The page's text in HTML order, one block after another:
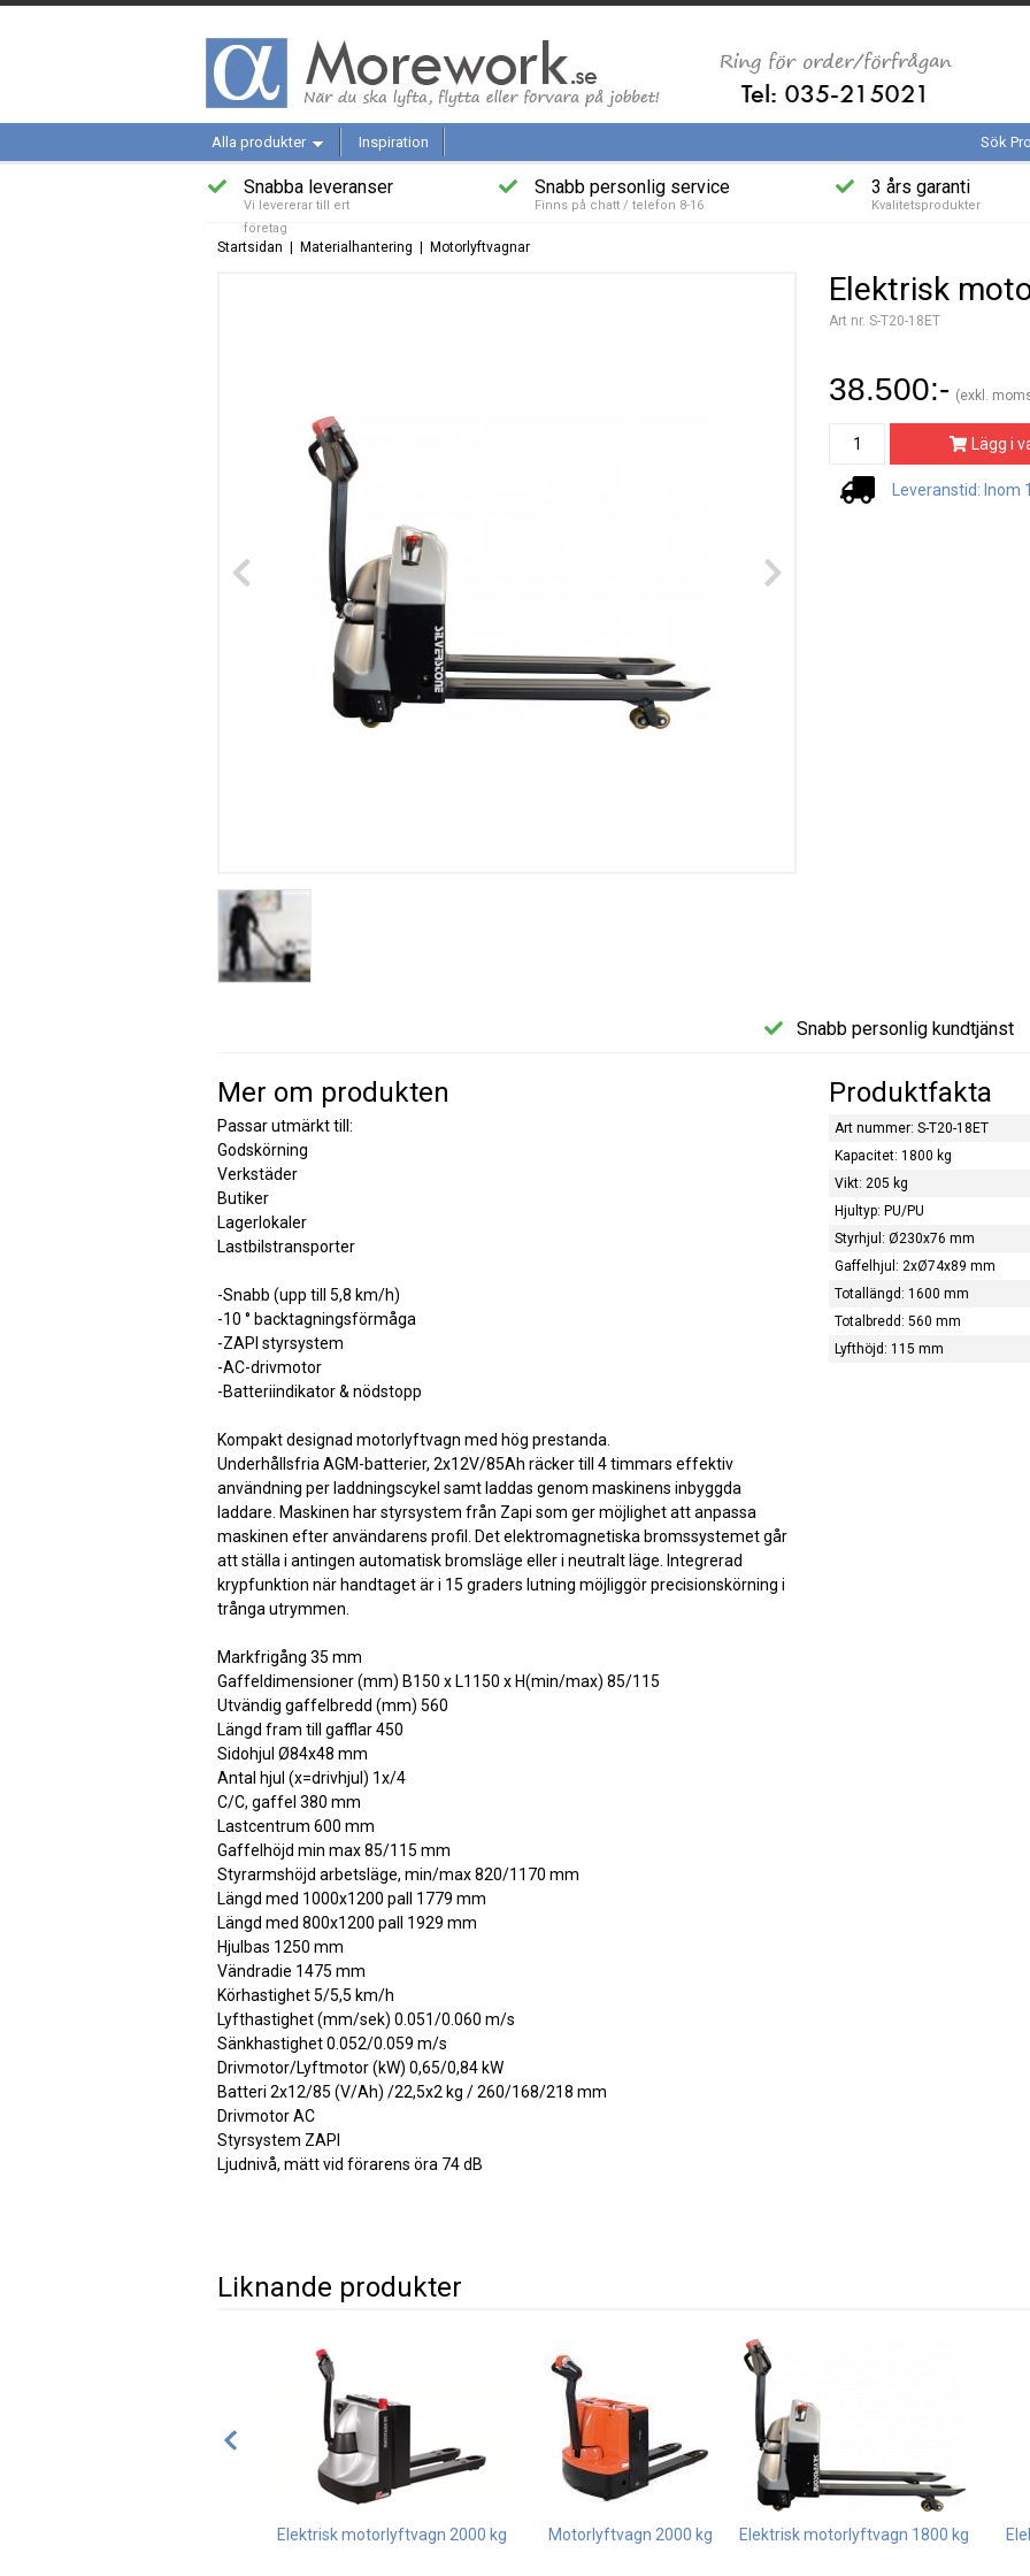
Alla produkter Inspiration Sök
Snabba leveranser
Vi levererar till ert
företag
Snabb personlig service
Finns på chatt / telefon 8-16
3 års garanti
Kvalitetsprodukter
Startsidan Materialhantering Motorlyftvagnar
Elektrisk
Art nr. S-T20-18ET
38.500:- (exkl.
Lägg i
Leveranstid: Inom
Snabb personlig kundtjänst
Mer om produkten
Passar utmärkt till:
Godskörning
Verkstäder
Butiker
Lagerlokaler
Lastbilstransporter
-Snabb (upp till 5,8 km/h)
-10 ° backtagningsförmåga
-ZAPI styrsystem
-AC-drivmotor
-Batteriindikator & nödstopp
Kompakt designad motorlyftvagn med hög prestanda.
Underhållsfria AGM-batterier, 2x12V/85Ah räcker till 4 timmars effektiv
användning per laddningscykel samt laddas genom maskinens inbyggda
laddare. Maskinen har styrsystem från Zapi som ger möjlighet att anpassa
maskinen efter användarens profil. Det elektromagnetiska bromssystemet går
att ställa i antingen automatisk bromsläge eller i neutralt läge. Integrerad
krypfunktion när handtaget är i 15 graders lutning möjliggör precisionskörning i
trånga utrymmen.
Markfrigång 35 mm
Gaffeldimensioner (mm) B150 x L1150 x H(min/max) 85/115
Utvändig gaffelbredd (mm) 560
Längd fram till gafflar 450
Sidohjul Ø84x48 mm
Antal hjul (x=drivhjul) 1x/4
C/C, gaffel 380 mm
Lastcentrum 600 mm
Gaffelhöjd min max 85/115 mm
Styrarmshöjd arbetsläge, min/max 820/1170 mm
Längd med 1000x1200 pall 1779 mm
Längd med 800x1200 pall 1929 mm
Hjulbas 1250 mm
Vändradie 1475 mm
Körhastighet 5/5,5 km/h
Lyfthastighet (mm/sek) 0.051/0.060 m/s
Sänkhastighet 0.052/0.059 m/s
Drivmotor/Lyftmotor (kW) 0,65/0,84 kW
Batteri 2x12/85 (V/Ah) /22,5x2 kg / 260/168/218 mm
Drivmotor AC
Styrsystem ZAPI
Ljudnivå, mätt vid förarens öra 74 dB
Produktfakta
Art nummer: S-T20-18ET
Kapacitet: 1800 kg
Vikt: 205 kg
Hjultyp: PU/PU
Styrhjul: Ø230x76 mm
Gaffelhjul: 2xØ74x89 mm
Totallängd: 1600 mm
Totalbredd: 560 mm
Lyfthöjd: 115 mm
Liknande produkter
Elektrisk motorlyftvagn 2000 kg Motorlyftvagn 2000 kg Elektrisk motorlyftvagn 1800 kg